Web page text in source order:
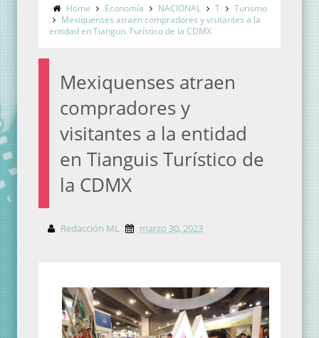
Home Economía NACIONAL T
Turismo
Mexiquenses atraen compradores y visitantes a la
entidad en Tianguis Turístico de la CDMX
Mexiquenses atraen
compradores y
visitantes a la entidad
en Tianguis Turístico de
la CDMX
Redacción ML marzo 30, 2023